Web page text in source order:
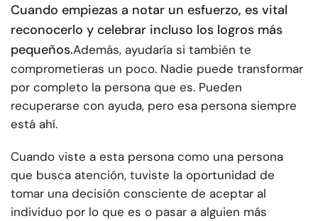
Cuando empiezas a notar un esfuerzo, es vital
reconocerlo y celebrar incluso los logros más
pequeños.Además, ayudaría si también te
comprometieras un poco. Nadie puede transformar
por completo la persona que es. Pueden
recuperarse con ayuda, pero esa persona siempre
está ahí.
Cuando viste a esta persona como una persona
que busca atención, tuviste la oportunidad de
tomar una decisión consciente de aceptar al
individuo por lo que es o pasar a alguien más